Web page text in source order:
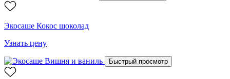
Экосаше Кокос шоколад
Узнать цену
Быстрый просмотр